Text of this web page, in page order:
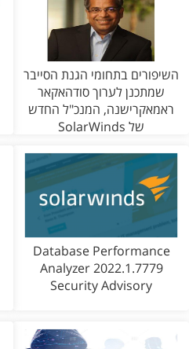
השיפורים בתחומי הגנת הסייבר
שמתכנן לערוך סודהאקאר
ראמאקרישנה, המנכ"ל החדש
של SolarWinds
Database Performance
Analyzer 2022.1.7779
Security Advisory